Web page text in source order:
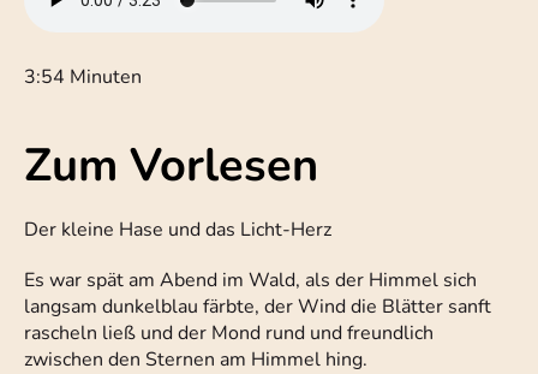
3:54 Minuten
Zum Vorlesen
Der kleine Hase und das Licht-Herz
Es war spät am Abend im Wald, als der Himmel sich
langsam dunkelblau färbte, der Wind die Blätter sanft
rascheln ließ und der Mond rund und freundlich
zwischen den Sternen am Himmel hing.